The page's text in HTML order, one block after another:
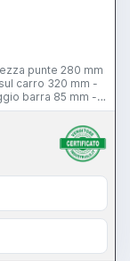
punte 280 mm
carro 320 mm -
barra 85 mm -
- comandi sul
antinfortunistica -